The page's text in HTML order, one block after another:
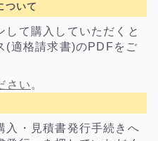
ついて
して購入していただくと
(適格請求書)のPDFをご
さい 。
入・見積書発行手続きへ